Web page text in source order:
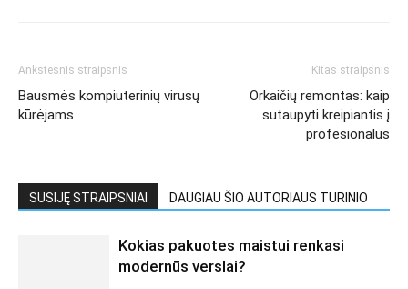
Ankstesnis straipsnis
Bausmės kompiuterinių virusų
kūrėjams
Kitas straipsnis
Orkaičių remontas: kaip
sutaupyti kreipiantis į
profesionalus
SUSIJĘ STRAIPSNIAI DAUGIAU ŠIO AUTORIAUS TURINIO
Kokias pakuotes maistui renkasi
modernūs verslai?